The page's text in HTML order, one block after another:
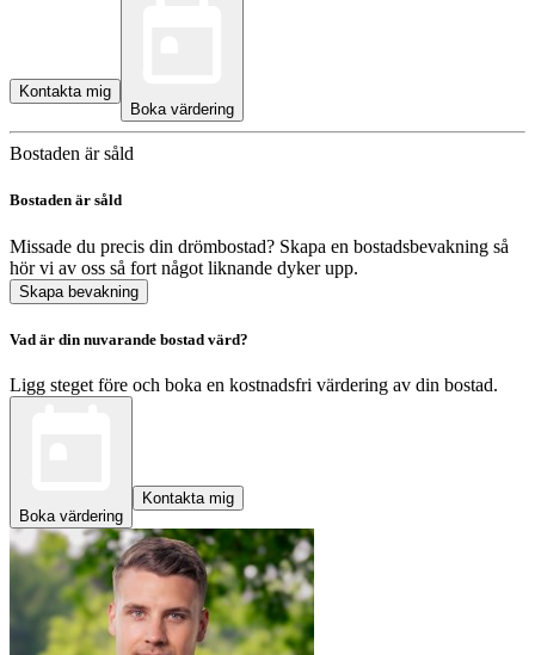
Kontakta mig
Boka värdering
Bostaden är såld
Bostaden är såld
Missade du precis din drömbostad? Skapa en bostadsbevakning så
hör vi av oss så fort något liknande dyker upp.
Skapa bevakning
Vad är din nuvarande bostad värd?
Ligg steget före och boka en kostnadsfri värdering av din bostad.
Boka värdering
Kontakta mig